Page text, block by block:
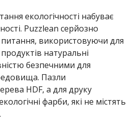
екологічності набуває
Puzzlean серйозно
використовуючи для
натуральні
безпечними для
Пазли
HDF, а для друку
фарби, які не містять